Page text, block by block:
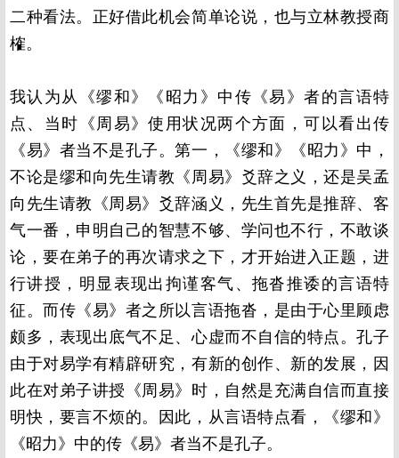
二种看法。正好借此机会简单论说，也与立林教授商
榷。
我认为从《缪和》《昭力》中传《易》者的言语特
点、当时《周易》使用状况两个方面，可以看出传
《易》者当不是孔子。第一，《缪和》《昭力》中，
不论是缪和向先生请教《周易》爻辞之义，还是吴孟
向先生请教《周易》爻辞涵义，先生首先是推辞、客
气一番，申明自己的智慧不够、学问也不行，不敢谈
论，要在弟子的再次请求之下，才开始进入正题，进
行讲授，明显表现出拘谨客气、拖沓推诿的言语特
征。而传《易》者之所以言语拖沓，是由于心里顾虑
颇多，表现出底气不足、心虚而不自信的特点。孔子
由于对易学有精辟研究，有新的创作、新的发展，因
此在对弟子讲授《周易》时，自然是充满自信而直接
明快，要言不烦的。因此，从言语特点看，《缪和》
《昭力》中的传《易》者当不是孔子。